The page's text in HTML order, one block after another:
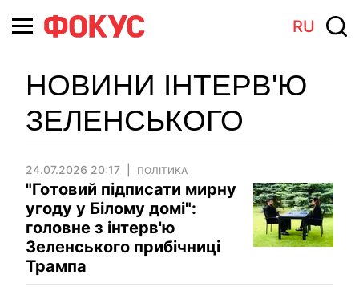
RU
НОВИНИ ІНТЕРВ'Ю
ЗЕЛЕНСЬКОГО
24.07.2026 20:17 ПОЛІТИКА
"Готовий підписати мирну
угоду у Білому домі":
головне з інтерв'ю
Зеленського прибічниці
Трампа